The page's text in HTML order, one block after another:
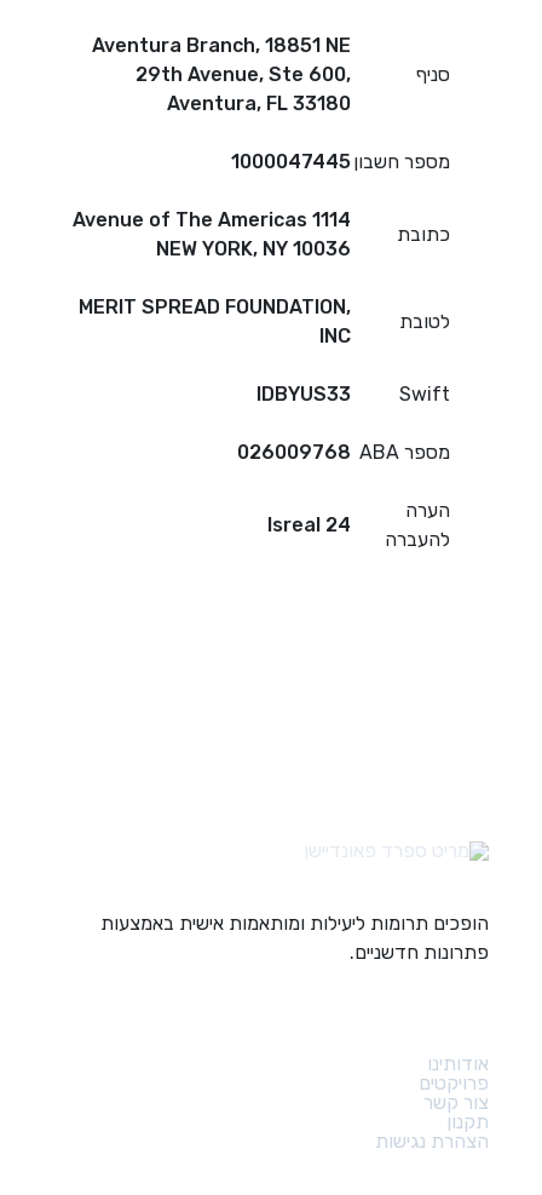
סניף
Aventura Branch, 18851 NE
29th Avenue, Ste 600,
Aventura, FL 33180
מספר חשבון1000047445
כתובת
1114 Avenue of The Americas
NEW YORK, NY 10036
לטובת
MERIT SPREAD FOUNDATION,
INC
Swift
IDBYUS33
מספר ABA 026009768
הערה
להעברה
Isreal 24
הופכים תרומות ליעילות ומותאמות אישית באמצעות
פתרונות חדשניים.
אודותינו
פרויקטים
צור קשר
תקנון
הצהרת נגישות